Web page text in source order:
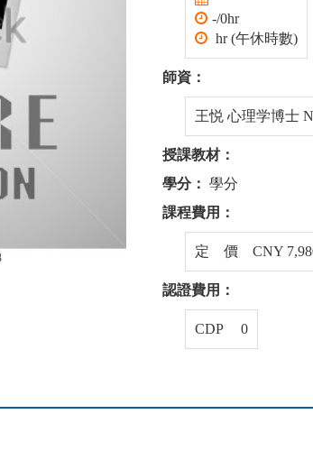
-/0hr
hr (午休時數)
師資：
王悦 心理学博士
授課教材：
學分： 學分
課程費用：
定 價 CNY 7,980
認證費用：
CDP 0